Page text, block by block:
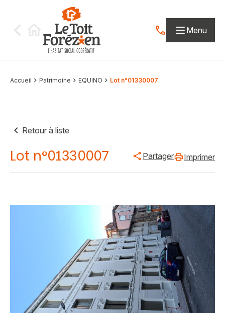
Contactez-nous
Menu
Accueil Patrimoine EQUINO Lot n°01330007
Retour à liste
Lot n°01330007 Partager Imprimer